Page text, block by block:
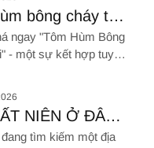
thơm ngon đặc trưng
Một trải nghiệm ẩm
bông cháy tỏi:
nghiệm ẩm thực
ngay "Tôm Hùm Bông
- một sự kết hợp tuyệt
của tỏi
NIÊN Ở ĐÂU
HỒ CHÍ MINH?
tìm kiếm một địa